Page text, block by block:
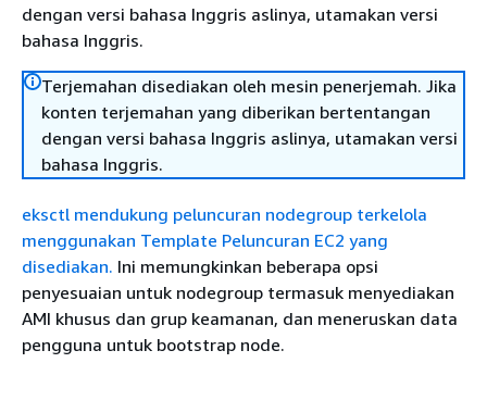
dengan versi bahasa Inggris aslinya, utamakan versi
bahasa Inggris.
Terjemahan disediakan oleh mesin penerjemah. Jika
konten terjemahan yang diberikan bertentangan
dengan versi bahasa Inggris aslinya, utamakan versi
bahasa Inggris.
eksctl mendukung peluncuran nodegroup terkelola
menggunakan Template Peluncuran EC2 yang
disediakan. Ini memungkinkan beberapa opsi
penyesuaian untuk nodegroup termasuk menyediakan
AMI khusus dan grup keamanan, dan meneruskan data
pengguna untuk bootstrap node.